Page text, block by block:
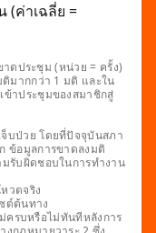
(ค่าเฉลี่ย =
ดประชุม (หน่วย = ครั้ง)
ติมากกว่า 1 มติ และใน
ข้าประชุมของสมาชิกสู่
บป่วย โดยที่ปัจจุบันสภา
ข้อมูลการขาดลงมติ
มรับผิดชอบในการทำงาน
วตจริง
ต์ต้นทาง
ครบหรือไม่ทันทีหลังการ